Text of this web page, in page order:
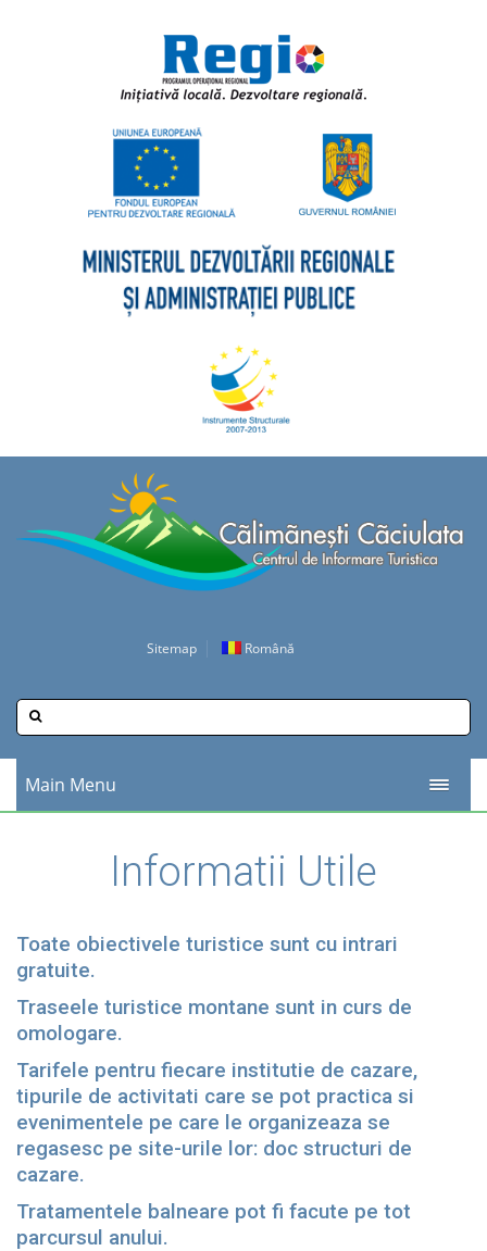
Sitemap Română
English
Main Menu
Informatii Utile
Toate obiectivele turistice sunt cu intrari
gratuite.
Traseele turistice montane sunt in curs de
omologare.
Tarifele pentru fiecare institutie de cazare,
tipurile de activitati care se pot practica si
evenimentele pe care le organizeaza se
regasesc pe site-urile lor: doc structuri de
cazare.
Tratamentele balneare pot fi facute pe tot
parcursul anului.